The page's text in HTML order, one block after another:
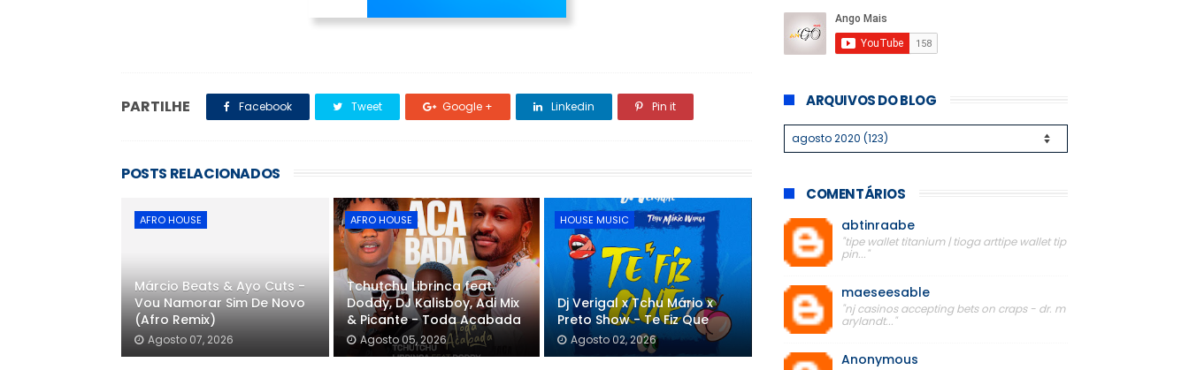
PARTILHE Facebook Tweet Google + Linkedin Pin it
POSTS RELACIONADOS
AFRO HOUSE
Márcio Beats & Ayo Cuts -
Vou Namorar Sim De Novo
(Afro Remix)
Agosto 07, 2026
AFRO HOUSE
Tchutchu Librinca feat.
Doddy, DJ Kalisboy, Adi Mix
& Picante - Toda Acabada
Agosto 05, 2026
HOUSE MUSIC
Dj Verigal x Tchu Mário x
Preto Show - Te Fiz Que
Agosto 02, 2026
ARQUIVOS DO BLOG
COMENTÁRIOS
abtinraabe
"tipe wallet titanium | tioga arttipe wallet tip
pin..."
maeseesable
"nj casinos accepting bets on craps - dr. m
arylandt..."
Anonymous